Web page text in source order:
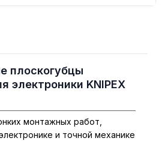
плоскогубцы
электроники KNIPEX
монтажных работ,
и точной механике